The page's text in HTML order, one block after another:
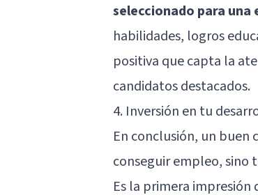
seleccionado para
habilidades, logros
positiva que capta la
candidatos destacados.
4. Inversión en tu
En conclusión, un buen
conseguir empleo, sino
Es la primera